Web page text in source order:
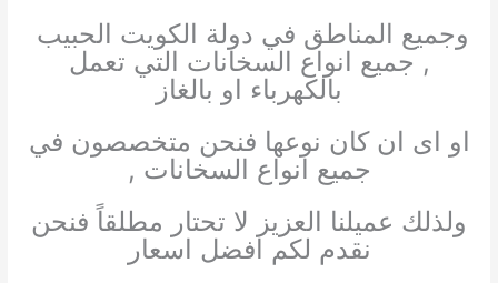
وجميع المناطق في دولة الكويت الحبيب
, جميع انواع السخانات التي تعمل
بالكهرباء او بالغاز
او اى ان كان نوعها فنحن متخصصون في
جميع انواع السخانات ,
ولذلك عميلنا العزيز لا تحتار مطلقاً فنحن
نقدم لكم افضل اسعار